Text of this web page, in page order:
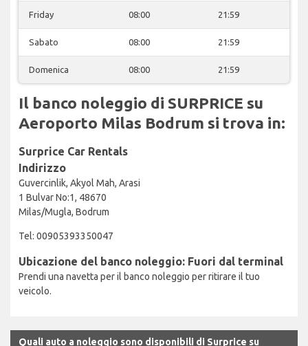
Friday 08:00 21:59
Sabato 08:00 21:59
Domenica 08:00 21:59
Il banco noleggio di SURPRICE su
Aeroporto Milas Bodrum si trova in:
Surprice Car Rentals
Indirizzo
Guvercinlik, Akyol Mah, Arasi
1 Bulvar No:1, 48670
Milas/Mugla, Bodrum
Tel: 00905393350047
Ubicazione del banco noleggio: Fuori dal terminal
Prendi una navetta per il banco noleggio per ritirare il tuo
veicolo.
Quali auto a noleggio sono disponibili di Surprice su